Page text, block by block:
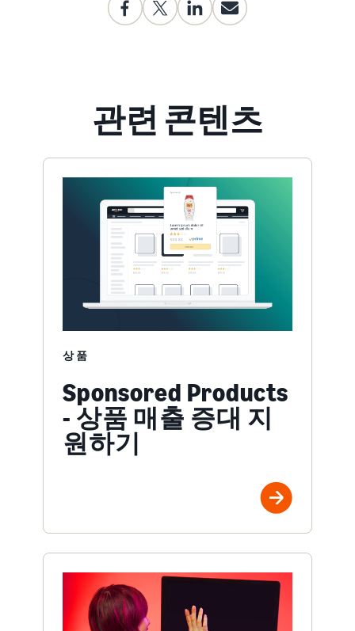
관련 콘텐츠
상품
Sponsored Products
- 상품 매출 증대 지
원하기